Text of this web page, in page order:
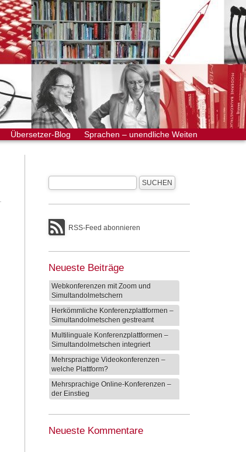
Übersetzer-Blog Sprachen – unendliche Weiten
RSS-Feed abonnieren
Neueste Beiträge
Webkonferenzen mit Zoom und
Simultandolmetschern
Herkömmliche Konferenzplattformen –
Simultandolmetschen gestreamt
Multilinguale Konferenzplattformen –
Simultandolmetschen integriert
Mehrsprachige Videokonferenzen –
welche Plattform?
Mehrsprachige Online-Konferenzen –
der Einstieg
Neueste Kommentare